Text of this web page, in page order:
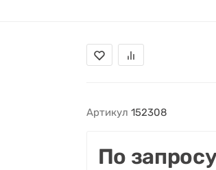
Артикул 152308
По